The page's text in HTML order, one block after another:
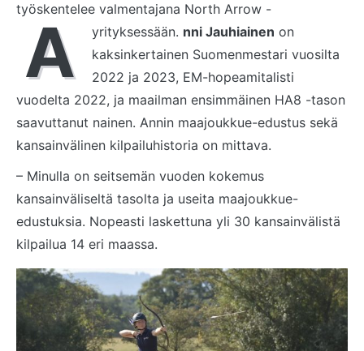
työskentelee valmentajana North Arrow -
yrityksessään.
A nni Jauhiainen on
kaksinkertainen Suomenmestari vuosilta
2022 ja 2023, EM-hopeamitalisti
vuodelta 2022, ja maailman ensimmäinen HA8 -tason
saavuttanut nainen. Annin maajoukkue-edustus sekä
kansainvälinen kilpailuhistoria on mittava.
– Minulla on seitsemän vuoden kokemus
kansainväliseltä tasolta ja useita maajoukkue-
edustuksia. Nopeasti laskettuna yli 30 kansainvälistä
kilpailua 14 eri maassa.